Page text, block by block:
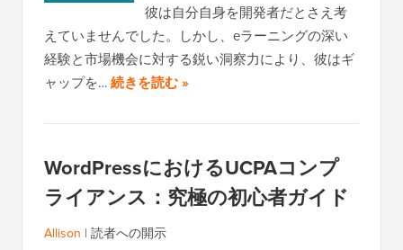
彼は自分自身を開発者だとさえ考
えていませんでした。しかし、eラーニングの深い
経験と市場機会に対する鋭い洞察力により、彼はギ
ャップを…続きを読む »
WordPressにおけるUCPAコンプ
ライアンス：究極の初心者ガイド
Allison | 読者への開示